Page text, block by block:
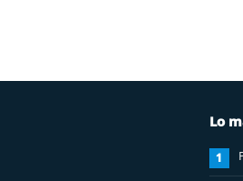
Lo
1